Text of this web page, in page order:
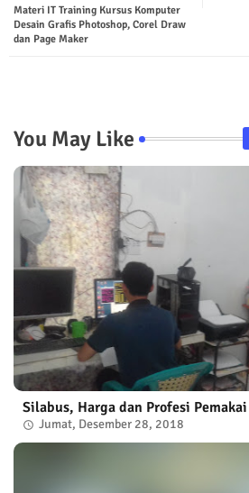
ter
Materi IT Training Kursus Komputer
Desain Grafis Photoshop, Corel Draw
dan Page Maker
You May Like
Silabus, Harga dan Profesi Pemakai
Jumat, Desember 28, 2018